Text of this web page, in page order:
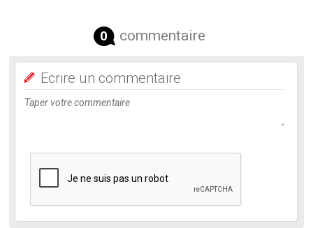
0 commentaire
Ecrire un commentaire